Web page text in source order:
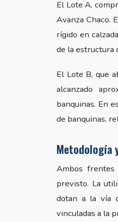
El Lote A,
Avanza Chaco.
rígido en
de la estructura
El Lote B, que
alcanzado
banquinas. En
de banquinas,
Metodología
Ambos
previsto. La
dotan a la vía
vinculadas a la